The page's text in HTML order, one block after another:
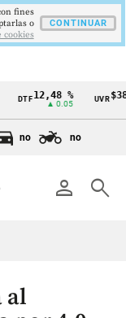
DTF12,48 %
▲ 0.05
UVR
no no
person search
al
fines
o
cookies
CONTINUAR